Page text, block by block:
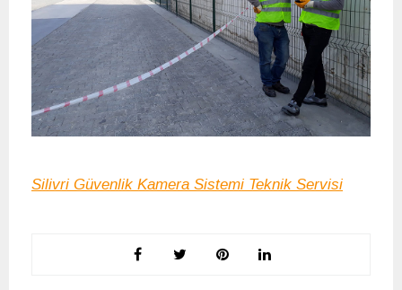
Silivri Güvenlik Kamera Sistemi Teknik Servisi